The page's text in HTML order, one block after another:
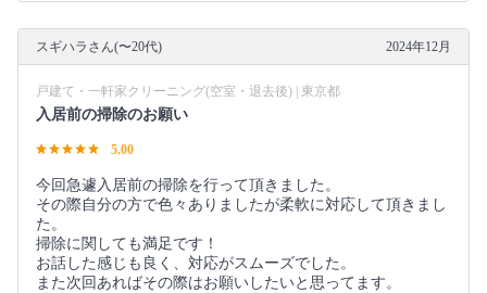
スギハラさん(〜20代) 2024年12月
戸建て・一軒家クリーニング(空室・退去後) | 東京都
入居前の掃除のお願い
5.00
今回急遽入居前の掃除を行って頂きました。
その際自分の方で色々ありましたが柔軟に対応して頂きまし
た。
掃除に関しても満足です！
お話した感じも良く、対応がスムーズでした。
また次回あればその際はお願いしたいと思ってます。